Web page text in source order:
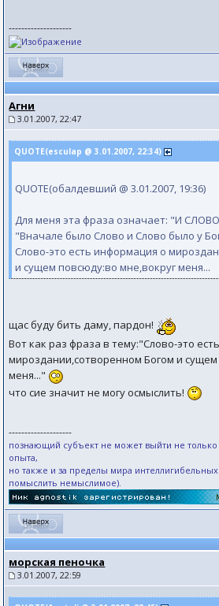
--------------------
Агни
3.01.2007, 22:47
QUOTE(esculap @ 3.01.2007, 22:34)
QUOTE(обалдевший @ 3.01.2007, 19:36)
Для меня эта фраза означает: "И
"Вначале было Слово и Слово было у
Слово-это есть информация о
и сущем повсюду:во мне,вокруг меня...
щас буду бить даму, пардон!
Вот как раз фраза в тему:"Слово-это
мироздании,сотворенном Богом и
меня..."
что сие значит не могу осмыслить!
--------------------
познающий субъект не может выйти не только
опыта,
но также и за пределы мира
помыслить немыслимое).
морская пеночка
3.01.2007, 22:59